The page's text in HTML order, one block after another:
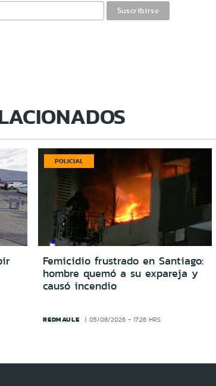
POLICIAL
Femicidio frustrado en Santiago:
hombre quemó a su expareja y
causó incendio
REDMAULE 05/08/2026 - 17:26 HRS